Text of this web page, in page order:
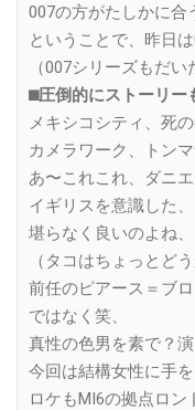
007の方がたしかに合
ということで、昨日
（007シリーズもだい
⬛︎圧倒的にストーリ
メキシコシティ、死
カメラワーク、トン
あ〜これこれ、ダニ
イギリスを意識した
堪らなく良いのよね
（タコはちょっとど
前任のピアース＝ブ
ではなく笑、
真性の色男を素で？
今回は結構女性に手
ロケもMI6の拠点ロ